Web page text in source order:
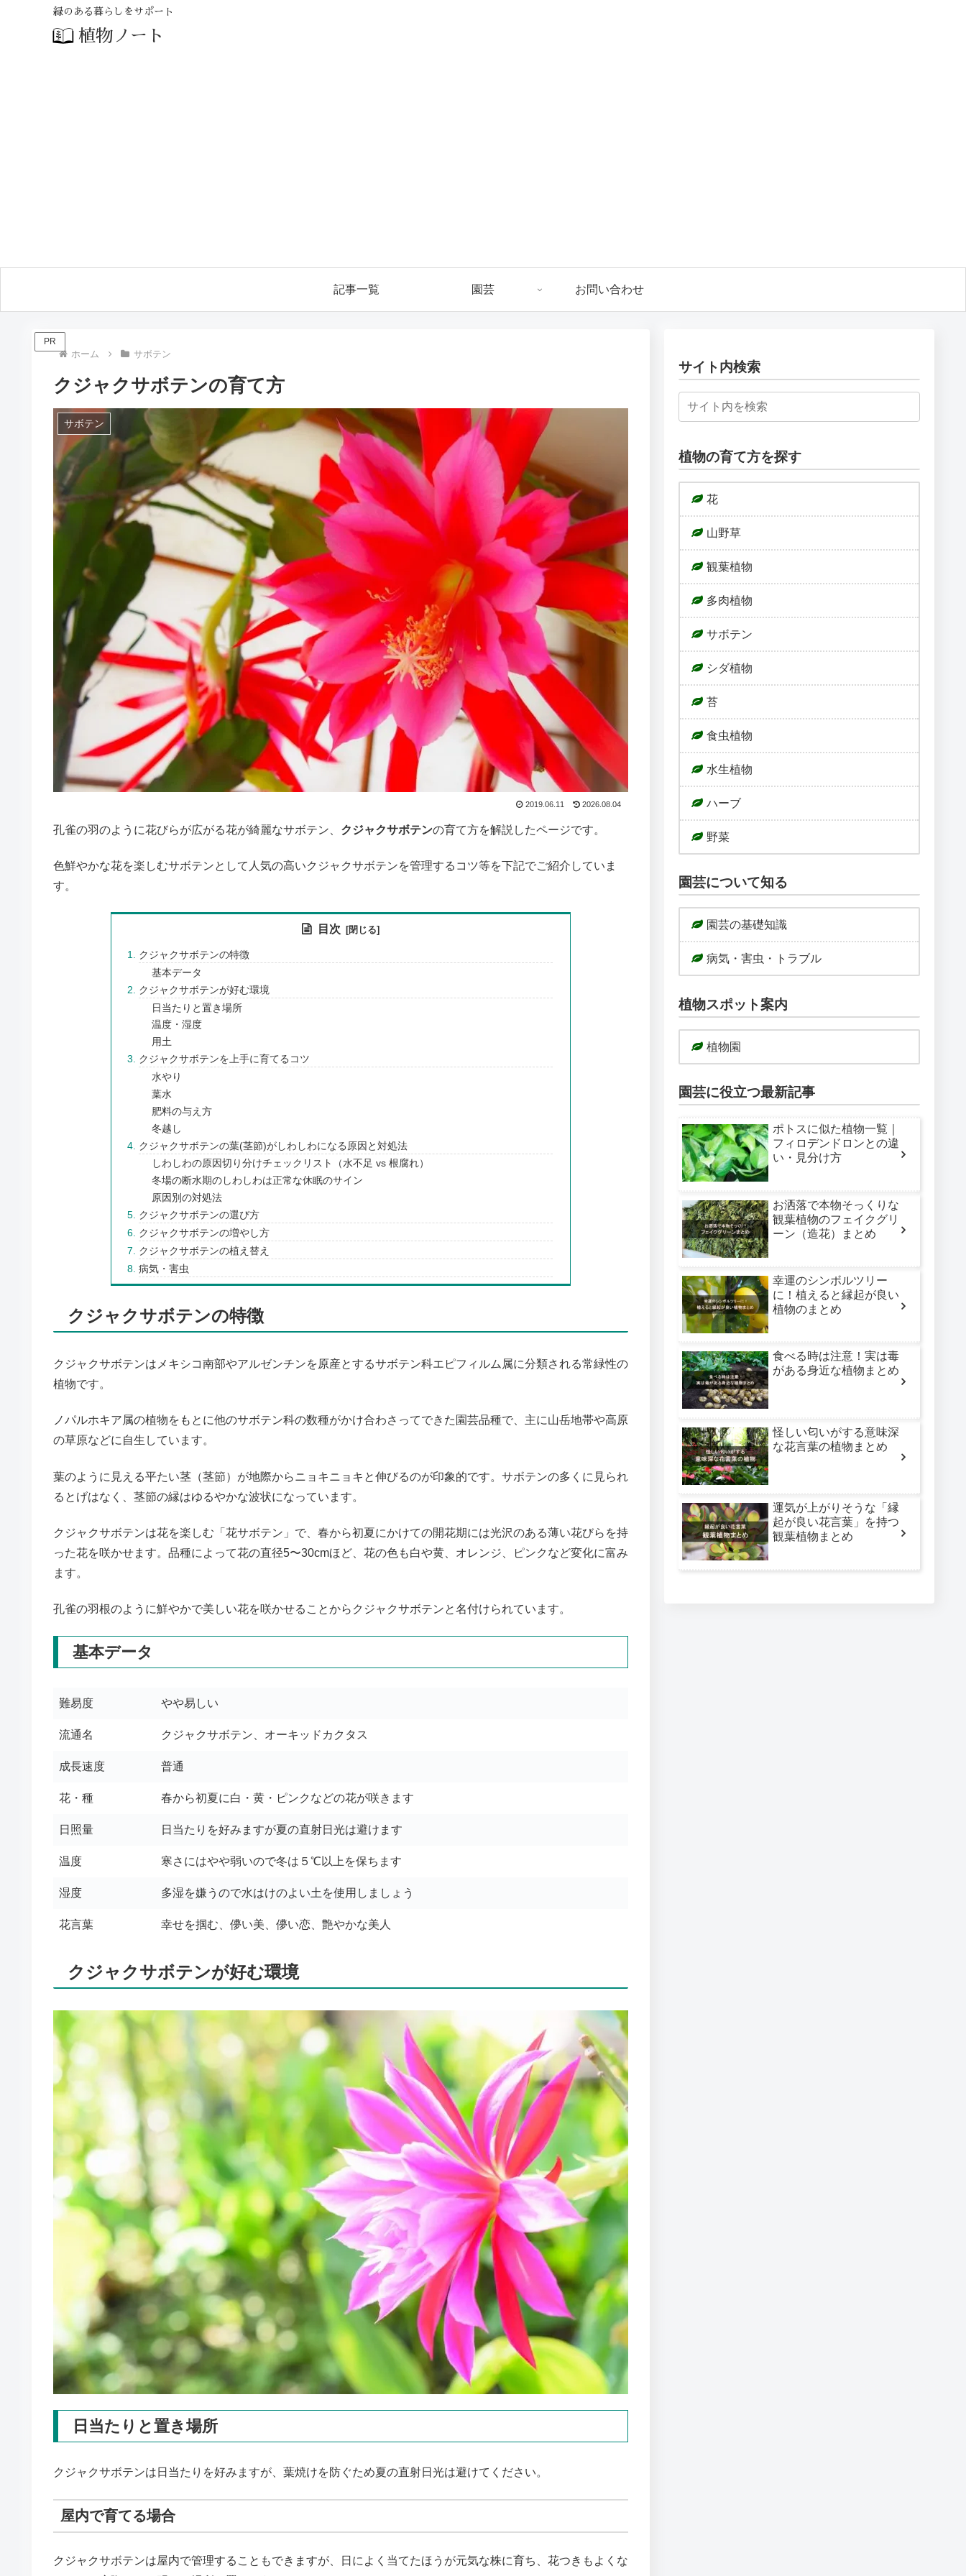
緑のある暮らしをサポート
植物ノート
記事一覧 園芸 お問い合わせ
PR
ホーム サボテン
クジャクサボテンの育て方
サボテン
2019.06.11 2026.08.04
孔雀の羽のように花びらが広がる花が綺麗なサボテン、 クジャクサボテンの育て方を解説したページです。
色鮮やかな花を楽しむサボテンとして人気の高いクジャクサボテンを管理するコツ等を下記でご紹介していま
す。
目次
クジャクサボテンの特徴
基本データ
クジャクサボテンが好む環境
日当たりと置き場所
温度・湿度
用土
クジャクサボテンを上手に育てるコツ
水やり
葉水
肥料の与え方
冬越し
クジャクサボテンの葉(茎節)がしわしわになる原因と対処法
しわしわの原因切り分けチェックリスト（水不足 vs 根腐れ）
冬場の断水期のしわしわは正常な休眠のサイン
原因別の対処法
クジャクサボテンの選び方
クジャクサボテンの増やし方
クジャクサボテンの植え替え
病気・害虫
クジャクサボテンの特徴
クジャクサボテンはメキシコ南部やアルゼンチンを原産とするサボテン科エピフィルム属に分類される常緑性の
植物です。
ノパルホキア属の植物をもとに他のサボテン科の数種がかけ合わさってできた園芸品種で、主に山岳地帯や高原
の草原などに自生しています。
葉のように見える平たい茎（茎節）が地際からニョキニョキと伸びるのが印象的です。サボテンの多くに見られ
るとげはなく、茎節の縁はゆるやかな波状になっています。
クジャクサボテンは花を楽しむ「花サボテン」で、春から初夏にかけての開花期には光沢のある薄い花びらを持
った花を咲かせます。品種によって花の直径5〜30cmほど、花の色も白や黄、オレンジ、ピンクなど変化に富み
ます。
孔雀の羽根のように鮮やかで美しい花を咲かせることからクジャクサボテンと名付けられています。
基本データ
難易度 やや易しい
流通名 クジャクサボテン、オーキッドカクタス
成長速度 普通
花・種 春から初夏に白・黄・ピンクなどの花が咲きます
日照量 日当たりを好みますが夏の直射日光は避けます
温度 寒さにはやや弱いので冬は５℃以上を保ちます
湿度 多湿を嫌うので水はけのよい土を使用しましょう
花言葉 幸せを掴む、儚い美、儚い恋、艶やかな美人
クジャクサボテンが好む環境
日当たりと置き場所
クジャクサボテンは日当たりを好みますが、葉焼けを防ぐため夏の直射日光は避けてください。
屋内で育てる場合
クジャクサボテンは屋内で管理することもできますが、日によく当てたほうが元気な株に育ち、花つきもよくな
サイト内検索
植物の育て方を探す
花
山野草
観葉植物
多肉植物
サボテン
シダ植物
苔
食虫植物
水生植物
ハーブ
野菜
園芸について知る
園芸の基礎知識
病気・害虫・トラブル
植物スポット案内
植物園
園芸に役立つ最新記事
ポトスに似た植物一覧｜
フィロデンドロンとの違
い・見分け方
お洒落で本物そっくりな
観葉植物のフェイクグリ
ーン（造花）まとめ
幸運のシンボルツリー
に！植えると縁起が良い
植物のまとめ
食べる時は注意！実は毒
がある身近な植物まとめ
怪しい匂いがする意味深
な花言葉の植物まとめ
運気が上がりそうな「縁
起が良い花言葉」を持つ
観葉植物まとめ